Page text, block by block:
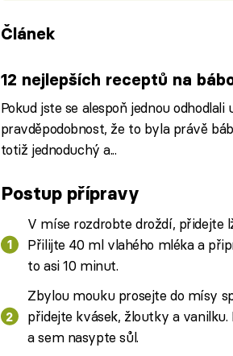
Článek
12 nejlepších receptů na
Pokud jste se alespoň jednou
pravděpodobnost, že to byla právě
totiž jednoduchý a...
Postup přípravy
V míse rozdrobte droždí, přidejte
Přilijte 40 ml vlahého mléka a
to asi 10 minut.
Zbylou mouku prosejte do mísy
přidejte kvásek, žloutky a
a sem nasypte sůl.